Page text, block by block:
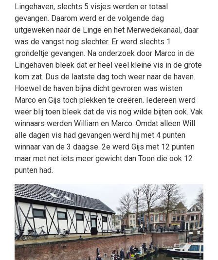
Lingehaven, slechts 5 visjes werden er totaal
gevangen. Daarom werd er de volgende dag
uitgeweken naar de Linge en het Merwedekanaal, daar
was de vangst nog slechter. Er werd slechts 1
grondeltje gevangen. Na onderzoek door Marco in de
Lingehaven bleek dat er heel veel kleine vis in de grote
kom zat. Dus de laatste dag toch weer naar de haven.
Hoewel de haven bijna dicht gevroren was wisten
Marco en Gijs toch plekken te creëren. Iedereen werd
weer blij toen bleek dat de vis nog wilde bijten ook. Vak
winnaars werden William en Marco. Omdat alleen Will
alle dagen vis had gevangen werd hij met 4 punten
winnaar van de 3 daagse. 2e werd Gijs met 12 punten
maar met net iets meer gewicht dan Toon die ook 12
punten had.